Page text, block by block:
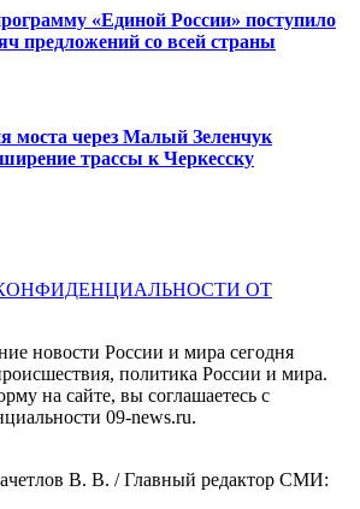
«Единой России» поступило
предложений со всей страны
моста через Малый Зеленчук
трассы к Черкесску
ОТ
новости России и мира сегодня
политика России и мира.
на сайте, вы соглашаетесь с
09-news.ru.
B. B. / Главный редактор СМИ: